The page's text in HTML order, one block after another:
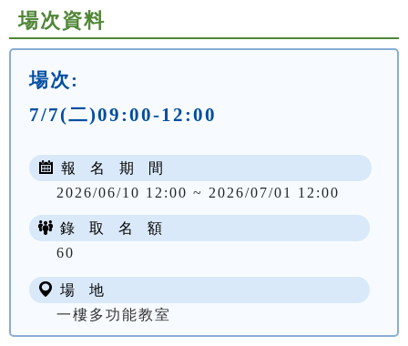
場次資料
場次:
7/7(二)09:00-12:00
報 名 期 間
2026/06/10 12:00 ~ 2026/07/01 12:00
錄 取 名 額
60
場 地
一樓多功能教室